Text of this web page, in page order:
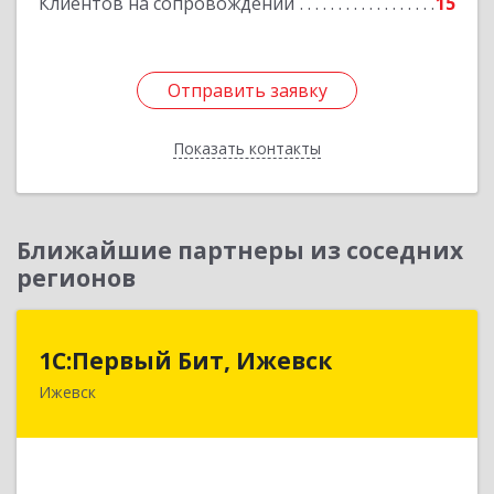
Отправить заявку
Показать контакты
Отправить заявку
Назад
Ближайшие партнеры из соседних
регионов
1С:Первый Бит, Ижевск
Ижевск
1С:Первый Бит, Ижевск